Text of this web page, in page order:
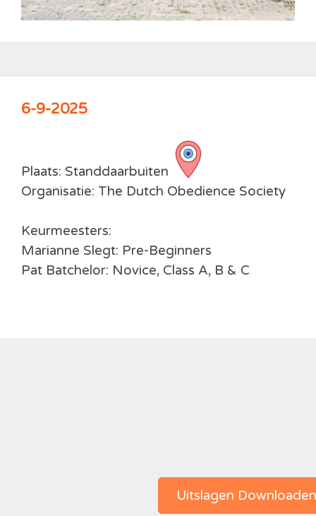
6-9-2025
Plaats: Standdaarbuiten
Organisatie: The Dutch Obedience Society
Keurmeesters:
Marianne Slegt: Pre-Beginners
Pat Batchelor: Novice, Class A, B & C
Uitslagen